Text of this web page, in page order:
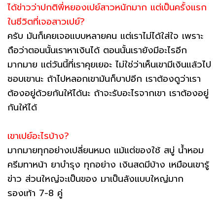
ได้ข่าวว่าปกติพี่หยองเปย์สาวหนักมาก แต่เป็นครั้งแรก
ในชีวิตที่เจอสาวเปย์?
ครับ มันก็เคยเจอแบบหลายคน แต่เราไม่ได้ใส่ใจ เพราะ
ถือว่าตอนนั้นเราหาเงินได้ ตอนนั้นเรายังมีอะไรอีก
มากมาย แต่วันนี้ที่เราคุยเยอะ ไม่ใช่ว่าเห็นเขามีเงินแล้วไป
ชอบเขานะ ถ้าไปหลอกเขามันก็บาปอีก เราต้องดูว่าเรา
ต้องอยู่ด้วยกันให้ได้นะ ถ้าจะรับอะไรจากเขา เราต้องอยู่
กันให้ได้
เขาเปย์อะไรบ้าง?
มากมายทุกอย่างเปลี่ยนหมด แม้แต่ของใช้ สบู่ น้ำหอม
ครีมทาหน้า ยาบำรุง ทุกอย่าง เงินสดมีบ้าง เหมือนเขารู้
ข่าว ส่วนใหญ่จะเป็นของ มาเป็นลังแบบใหญ่มาก
รองเท้า 7-8 คู่